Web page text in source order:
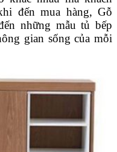
đến mua hàng, Gỗ
những mẫu tủ bếp
gian sống của mỗi